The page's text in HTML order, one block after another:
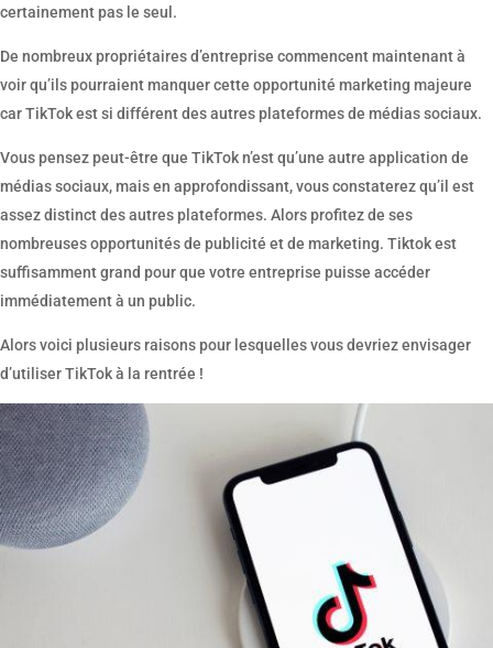
certainement pas le seul.
De nombreux propriétaires d’entreprise commencent maintenant à
voir qu’ils pourraient manquer cette opportunité marketing majeure
car TikTok est si différent des autres plateformes de médias sociaux.
Vous pensez peut-être que TikTok n’est qu’une autre application de
médias sociaux, mais en approfondissant, vous constaterez qu’il est
assez distinct des autres plateformes. Alors profitez de ses
nombreuses opportunités de publicité et de marketing. Tiktok est
suffisamment grand pour que votre entreprise puisse accéder
immédiatement à un public.
Alors voici plusieurs raisons pour lesquelles vous devriez envisager
d’utiliser TikTok à la rentrée !